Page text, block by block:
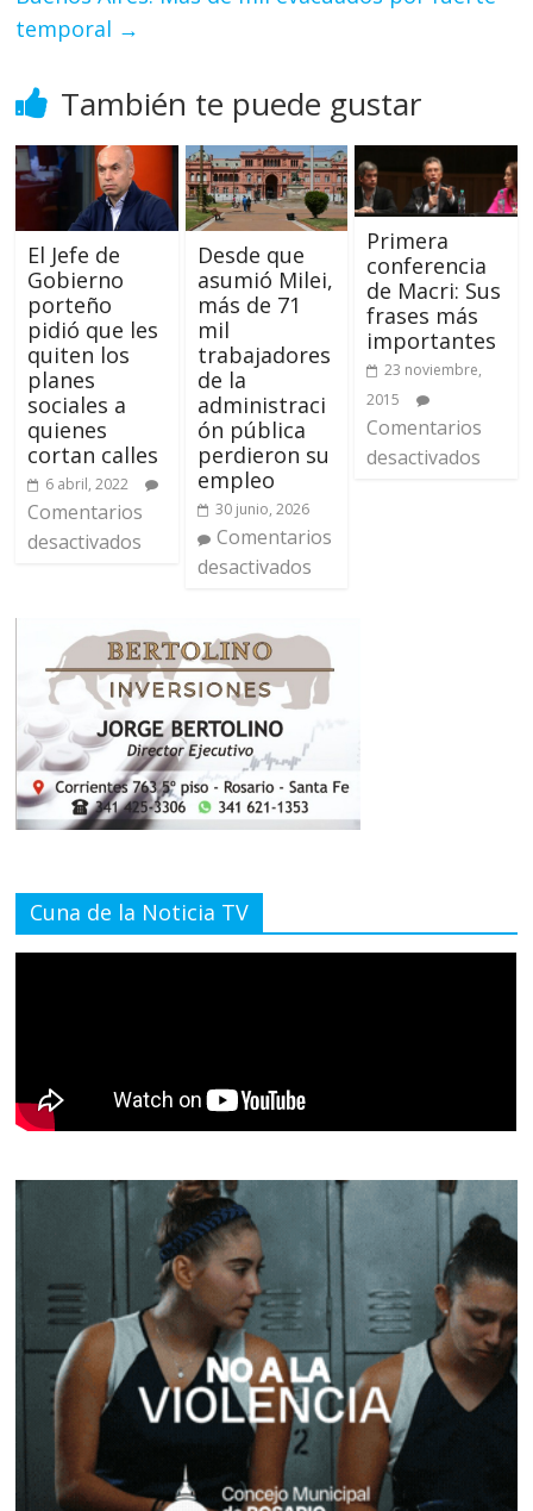
temporal →
También te puede gustar
El Jefe de
Gobierno
porteño
pidió que les
quiten los
planes
sociales a
quienes
cortan calles
6 abril, 2022
Comentarios
desactivados
Desde que
asumió Milei,
más de 71
mil
trabajadores
de la
administraci
ón pública
perdieron su
empleo
30 junio, 2026
Comentarios
desactivados
Primera
conferencia
de Macri: Sus
frases más
importantes
23 noviembre,
2015
Comentarios
desactivados
Cuna de la Noticia TV